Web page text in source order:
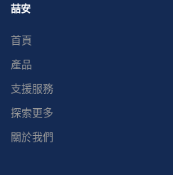
喆安
首頁
產品
支援服務
探索更多
關於我們